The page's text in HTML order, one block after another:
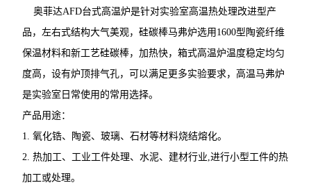
奥菲达AFD台式高温炉是针对实验室高温热处理改进型产
品，左右式结构大气美观，硅碳棒马弗炉选用1600型陶瓷纤维
保温材料和新工艺硅碳棒，加热快，箱式高温炉温度稳定均匀
度高，设有炉顶排气孔，可以满足更多实验要求，高温马弗炉
是实验室日常使用的常用选择。
产品用途：
1. 氧化锆、陶瓷、玻璃、石材等材料烧结熔化。
2. 热加工、工业工件处理、水泥、建材行业,进行小型工件的热
加工或处理。